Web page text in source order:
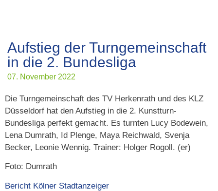
Aufstieg der Turngemeinschaft
in die 2. Bundesliga
07. November 2022
Die Turngemeinschaft des TV Herkenrath und des KLZ
Düsseldorf hat den Aufstieg in die 2. Kunstturn-
Bundesliga perfekt gemacht. Es turnten Lucy Bodewein,
Lena Dumrath, Id Plenge, Maya Reichwald, Svenja
Becker, Leonie Wennig. Trainer: Holger Rogoll. (er)
Foto: Dumrath
Bericht Kölner Stadtanzeiger